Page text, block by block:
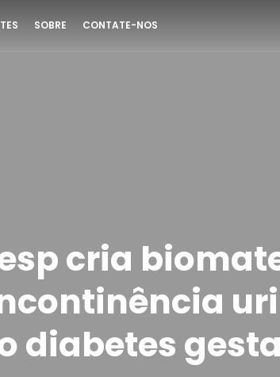
SOBRE CONTATE-NOS
cria
diabetes